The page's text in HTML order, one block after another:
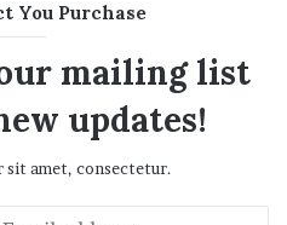
You Purchase
mailing list
updates!
sit amet, consectetur.